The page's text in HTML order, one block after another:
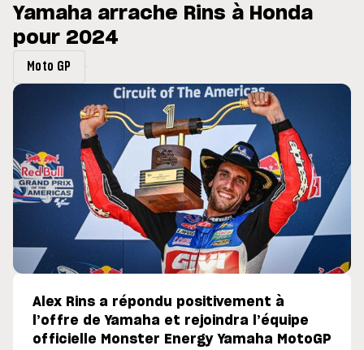
du GP de Grande-
Yamaha arrache Rins à Honda
pour 2024
Moto GP
Alex Rins a répondu positivement à
l’offre de Yamaha et rejoindra l’équipe
officielle Monster Energy Yamaha MotoGP